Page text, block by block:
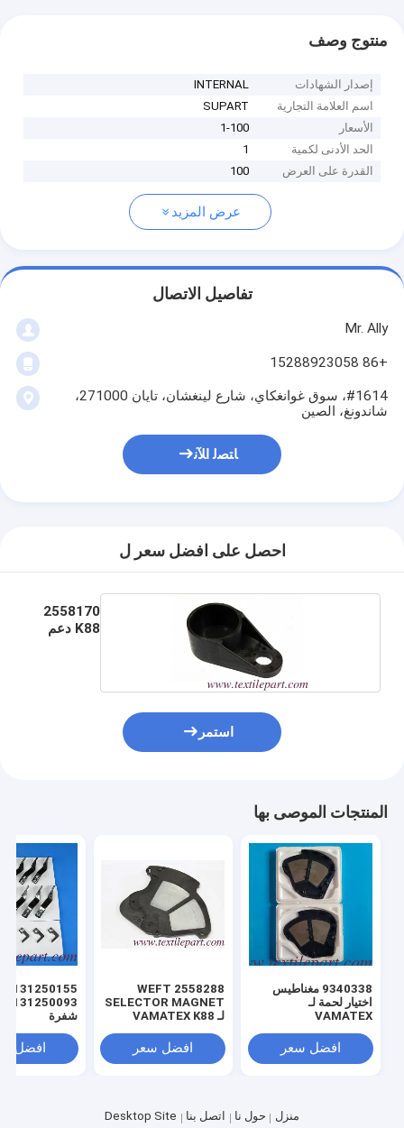
منتوج وصف
إصدار الشهادات
INTERNAL
اسم العلامة التجارية
SUPART
الأسعار
1-100
الحد الأدنى لكمية
1
القدرة على العرض
100
عرض المزيد
تفاصيل الاتصال
Mr. Ally
+86 15288923058
#1614، سوق غوانغكاي، شارع لينغشان، تايان 271000،
شاندونغ، الصين
ﺎﺘﺼﻟ ﺍﻶﻧ
احصل على افضل سعر ل
2558170
K88 دعم
استمر
المنتجات الموصى بها
9340338 مغناطيس
اختيار لحمة لـ
VAMATEX
افضل سعر
2558288 WEFT
SELECTOR MAGNET
لـ VAMATEX K88
افضل سعر
131250155
شفرة
افضل
منزل حول نا اتصل بنا
Desktop Site